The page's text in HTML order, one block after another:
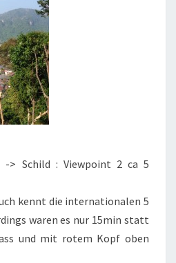
> Schild : Viewpoint 2 ca 5
kennt die internationalen 5
waren es nur 15min statt
und mit rotem Kopf oben